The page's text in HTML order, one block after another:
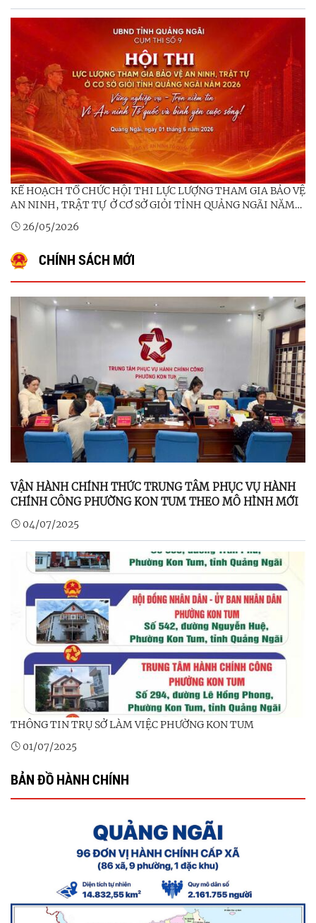
KẾ HOẠCH TỔ CHỨC HỘI THI LỰC LƯỢNG THAM GIA BẢO VỆ
AN NINH, TRẬT TỰ Ở CƠ SỞ GIỎI TỈNH QUẢNG NGÃI NĂM
2026 (VÒNG LOẠI) TẠI CỤM THI SỐ 09 (ĐƠN VỊ TỔ CHỨC
ĐIỂM CỦA TỈNH)
26/05/2026
CHÍNH SÁCH MỚI
VẬN HÀNH CHÍNH THỨC TRUNG TÂM PHỤC VỤ HÀNH
CHÍNH CÔNG PHƯỜNG KON TUM THEO MÔ HÌNH MỚI
04/07/2025
THÔNG TIN TRỤ SỞ LÀM VIỆC PHƯỜNG KON TUM
01/07/2025
BẢN ĐỒ HÀNH CHÍNH